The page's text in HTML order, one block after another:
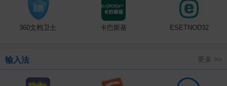
360文档卫士 卡巴斯基 ESETNOD32
输入法 更多 >>